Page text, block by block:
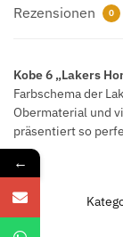
Rezensionen 0
Kobe 6 „Lakers
Farbschema der
Obermaterial und
präsentiert so
←